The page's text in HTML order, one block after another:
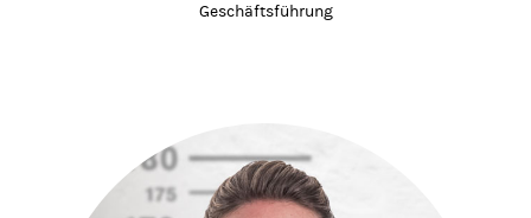
Geschäftsführung